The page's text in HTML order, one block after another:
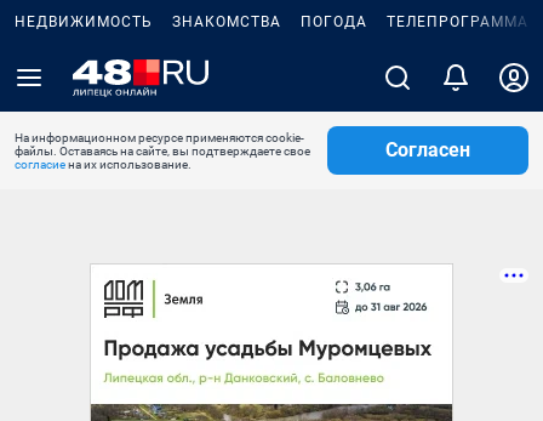
НЕДВИЖИМОСТЬ ЗНАКОМСТВА ПОГОДА ТЕЛЕПРОГРАММА
На информационном ресурсе применяются cookie-
файлы. Оставаясь на сайте, вы подтверждаете свое
согласиена их использование.
Согласен